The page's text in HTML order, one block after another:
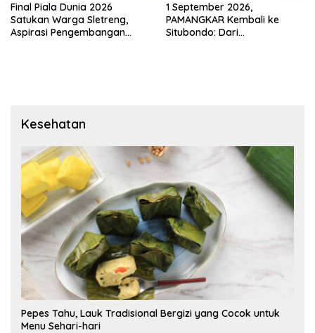
Final Piala Dunia 2026
Satukan Warga Sletreng,
Aspirasi Pengembangan
1 September 2026,
PAMANGKAR Kembali ke
Situbondo: Dari
Kesehatan
Pepes Tahu, Lauk Tradisional Bergizi yang Cocok untuk
Menu Sehari-hari